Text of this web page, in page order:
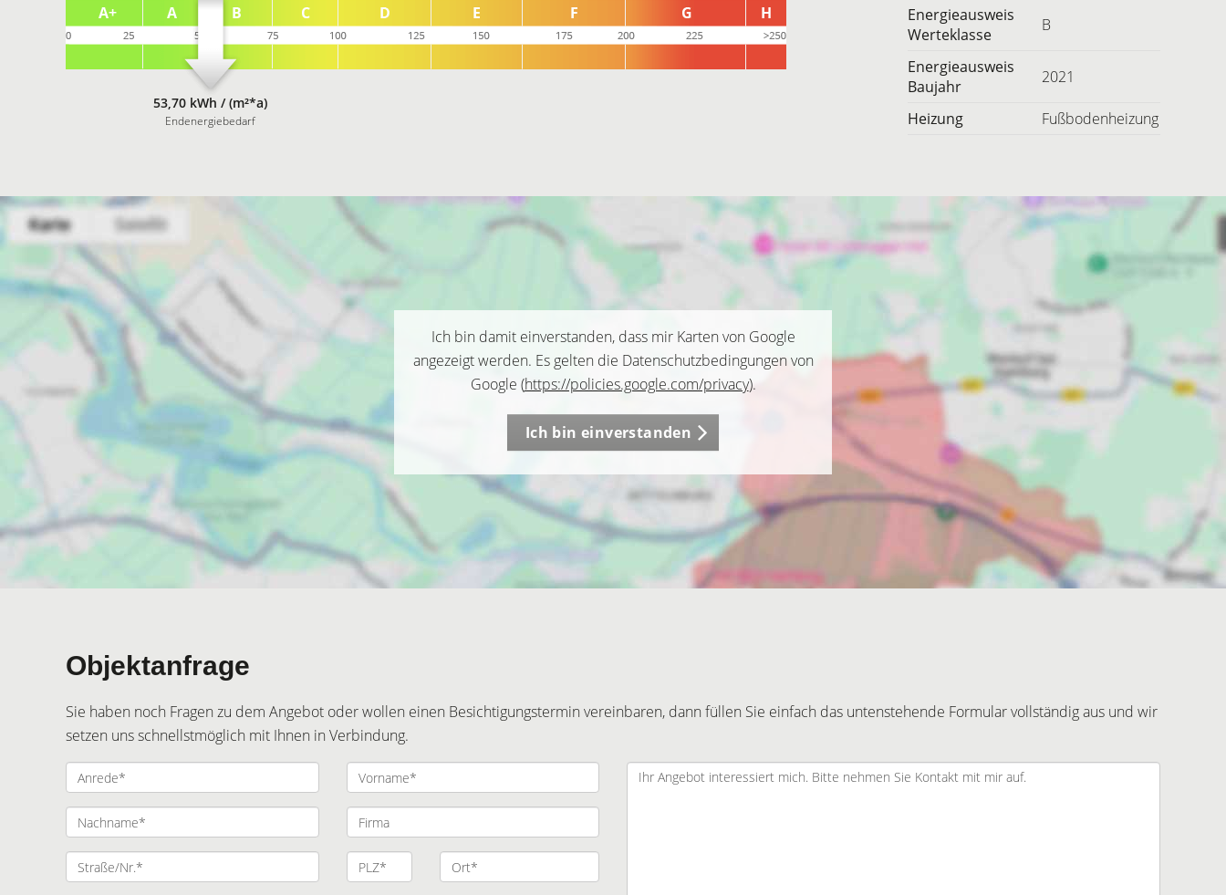
53,70 kWh / (m²*a)
Endenergiebedarf
Energieausweis
Werteklasse
B
Energieausweis
Baujahr
2021
Heizung Fußbodenheizung
Ich bin damit einverstanden, dass mir Karten von Google
angezeigt werden. Es gelten die Datenschutzbedingungen von
Google (https://policies.google.com/privacy).
Ich bin einverstanden
Objektanfrage
Sie haben noch Fragen zu dem Angebot oder wollen einen Besichtigungstermin vereinbaren, dann füllen Sie einfach das untenstehende Formular vollständig aus und wir
setzen uns schnellstmöglich mit Ihnen in Verbindung.